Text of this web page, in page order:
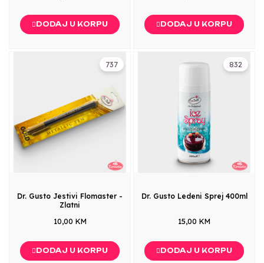
DODAJ U KORPU DODAJ U KORPU
737
Dr. Gusto Jestivi Flomaster -
Zlatni
10,00 KM
DODAJ U KORPU
832
Dr. Gusto Ledeni Sprej 400ml
15,00 KM
DODAJ U KORPU